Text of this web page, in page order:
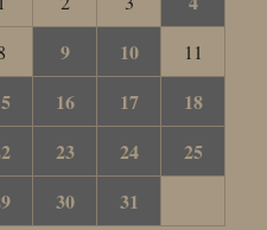
9 10 11
16 17
18
23 24
25
30 31